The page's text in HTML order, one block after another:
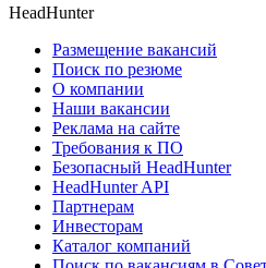
HeadHunter
Размещение вакансий
Поиск по резюме
О компании
Наши вакансии
Реклама на сайте
Требования к ПО
Безопасный HeadHunter
HeadHunter API
Партнерам
Инвесторам
Каталог компаний